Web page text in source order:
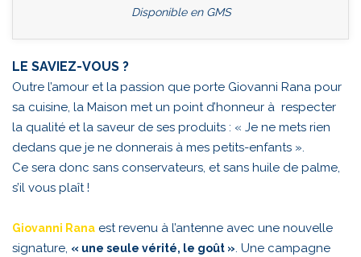
Disponible en GMS
LE SAVIEZ-VOUS ?
Outre l’amour et la passion que porte Giovanni Rana pour
sa cuisine, la Maison met un point d’honneur à respecter
la qualité et la saveur de ses produits : « Je ne mets rien
dedans que je ne donnerais à mes petits-enfants ».
Ce sera donc sans conservateurs, et sans huile de palme,
s’il vous plaît !
Giovanni Rana est revenu à l’antenne avec une nouvelle
signature, « une seule vérité, le goût ». Une campagne